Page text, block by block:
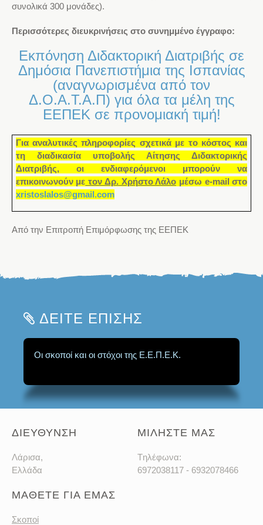
συνολικά 300 μονάδες).
Περισσότερες διευκρινήσεις στο συνημμένο έγγραφο:
Εκπόνηση Διδακτορική Διατριβής σε
Δημόσια Πανεπιστήμια της Ισπανίας
(αναγνωρισμένα από τον
Δ.Ο.Α.Τ.Α.Π) για όλα τα μέλη της
ΕΕΠΕΚ σε προνομιακή τιμή!
Για αναλυτικές πληροφορίες σχετικά με το κόστος και
τη διαδικασία υποβολής Αίτησης Διδακτορικής
Διατριβής, οι ενδιαφερόμενοι μπορούν να
επικοινωνούν με τον Δρ. Χρήστο Λάλο μέσω e-mail στο
xristoslalos@gmail.com
Από την Επιτροπή Επιμόρφωσης της ΕΕΠΕΚ
ΔΕΙΤΕ ΕΠΙΣΗΣ
Οι σκοποί και οι στόχοι της Ε.Ε.Π.Ε.Κ.
ΔΙΕΥΘΥΝΣΗ
Λάρισα,
Ελλάδα
ΜΙΛΗΣΤΕ ΜΑΣ
Tηλέφωνα:
6972038117 - 6932078466
ΜΑΘΕΤΕ ΓΙΑ ΕΜΑΣ
Σκοποί